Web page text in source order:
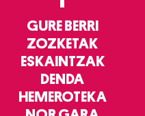
GURE BERRI
ZOZKETAK
ESKAINTZAK
DENDA
HEMEROTEKA